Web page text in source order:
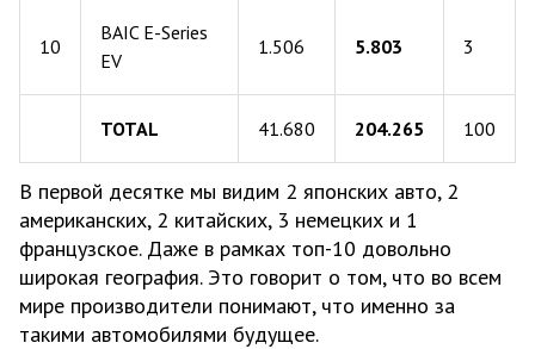
10
BAIC E-Series
EV
1.506 5.803 3
TOTAL 41.680 204.265 100
В первой десятке мы видим 2 японских авто, 2
американских, 2 китайских, 3 немецких и 1
французское. Даже в рамках топ-10 довольно
широкая география. Это говорит о том, что во всем
мире производители понимают, что именно за
такими автомобилями будущее.